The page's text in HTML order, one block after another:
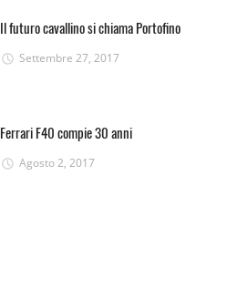
Il futuro cavallino si chiama Portofino
Settembre 27, 2017
Ferrari F40 compie 30 anni
Agosto 2, 2017